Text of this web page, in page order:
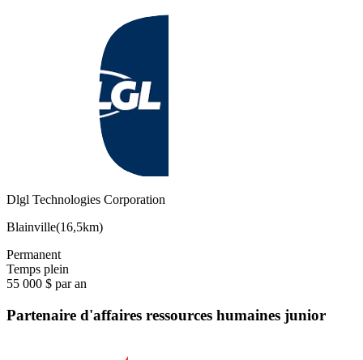
Dlgl Technologies Corporation
Blainville(16,5km)
Permanent
Temps plein
55 000 $ par an
Partenaire d'affaires ressources humaines junior